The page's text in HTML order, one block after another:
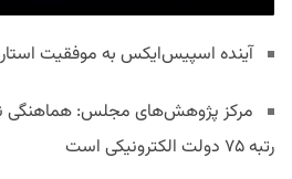
آینده اسپیس‌ایکس به موفقیت
مرکز پژوهش‌های مجلس: هماهنگی
رتبه ۷۵ دولت الکترونیکی است